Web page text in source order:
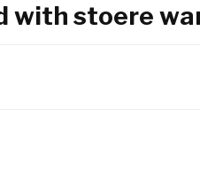
with stoere